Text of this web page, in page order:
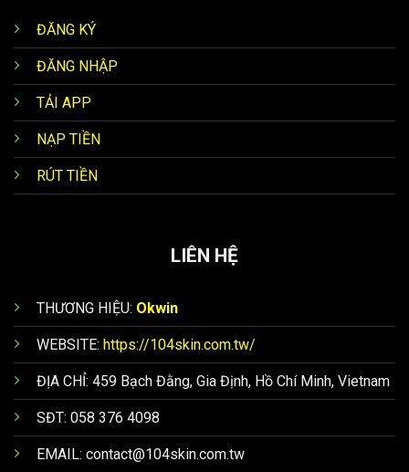
ĐĂNG KÝ
ĐĂNG NHẬP
TẢI APP
NẠP TIỀN
RÚT TIỀN
LIÊN HỆ
THƯƠNG HIỆU: Okwin
WEBSITE: https://104skin.com.tw/
ĐỊA CHỈ: 459 Bạch Đằng, Gia Định, Hồ Chí Minh, Vietnam
SĐT: 058 376 4098
EMAIL: contact@104skin.com.tw